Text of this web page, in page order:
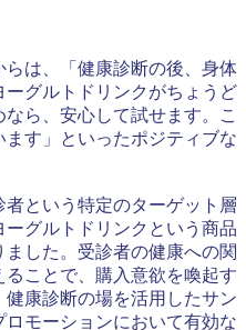
は、「健康診断の後、身体
グルトドリンクがちょうど
ら、安心して試せます。こ
す」といったポジティブな
という特定のターゲット層
グルトドリンクという商品
した。受診者の健康への関
ことで、購入意欲を喚起す
康診断の場を活用したサン
モーションにおいて有効な